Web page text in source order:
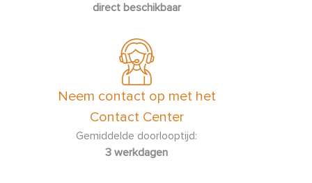
direct beschikbaar
Neem contact op met het
Contact Center
Gemiddelde doorlooptijd:
3 werkdagen